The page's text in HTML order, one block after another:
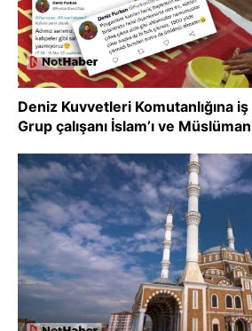
Deniz Kuvvetleri Komutanlığına
Grup çalışanı İslam’ı ve